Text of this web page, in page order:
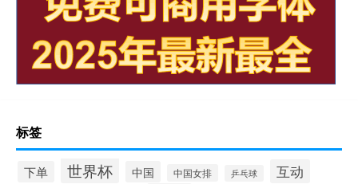
标签
下单 世界杯 中国 中国女排 乒乓球 互动